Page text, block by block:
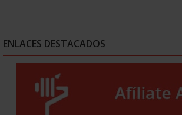
ENLACES DESTACADOS